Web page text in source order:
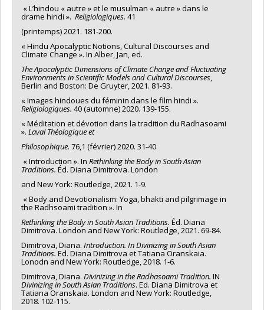
« L’hindou « autre » et le musulman « autre » dans le
drame hindi ». Religiologiques. 41
(printemps) 2021. 181-200.
« Hindu Apocalyptic Notions, Cultural Discourses and
Climate Change ». In Alber, Jan, ed.
The Apocalyptic Dimensions of Climate Change and Fluctuating
Environments in Scientific Models and Cultural Discourses,
Berlin and Boston: De Gruyter, 2021. 81-93.
« Images hindoues du féminin dans le film hindi ».
Religiologiques. 40 (automne) 2020. 139-155.
« Méditation et dévotion dans la tradition du Radhasoami
». Laval Théologique et
Philosophique. 76,1 (février) 2020. 31-40
« Introduction ». In Rethinking the Body in South Asian
Traditions. Éd. Diana Dimitrova. London
and New York: Routledge, 2021. 1-9.
« Body and Devotionalism: Yoga, bhakti and pilgrimage in
the Radhsoami tradition ». In
Rethinking the Body inSouth Asian Traditions. Éd. Diana
Dimitrova. London and New York: Routledge, 2021. 69-84.
Dimitrova, Diana. Introduction. In Divinizing in South Asian
Traditions. Ed. Diana Dimitrova et Tatiana Oranskaia.
Lonodn and New York: Routledge, 2018. 1-6.
Dimitrova, Diana. Divinizing in the Radhasoami Tradition. IN
Divinizing in South Asian Traditions. Ed. Diana Dimitrova et
Tatiana Oranskaia. London and New York: Routledge,
2018. 102-115.